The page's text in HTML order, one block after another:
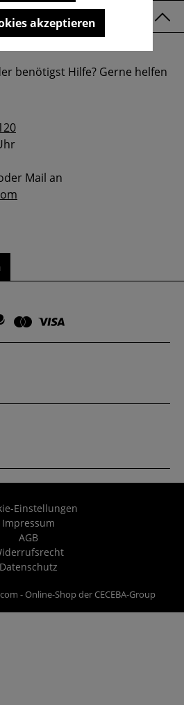
benötigst Hilfe? Gerne helfen
Mail an
Einstellungen
Impressum
AGB
Datenschutz
- Online-Shop der CECEBA-Group
akzeptieren